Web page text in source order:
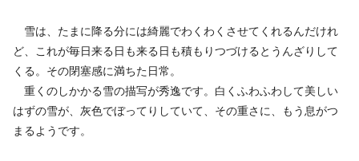
雪は、たまに降る分には綺麗でわくわくさせてくれるんだけれ
ど、これが毎日来る日も来る日も積もりつづけるとうんざりして
くる。その閉塞感に満ちた日常。
重くのしかかる雪の描写が秀逸です。白くふわふわして美しい
はずの雪が、灰色でぼってりしていて、その重さに、もう息がつ
まるようです。